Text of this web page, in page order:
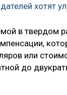
хотят
в твердом
или
до